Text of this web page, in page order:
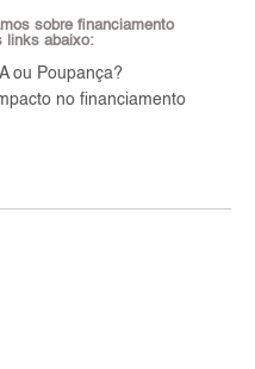
sobre financiamento
links abaixo:
ou Poupança?
no financiamento